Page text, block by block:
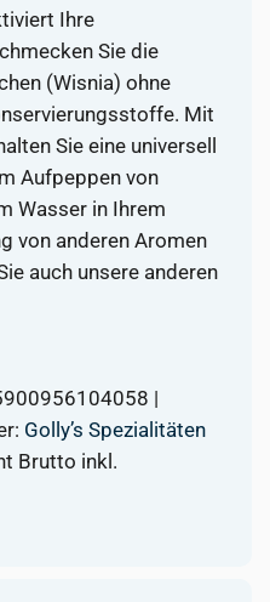
Ihre
Sie die
(Wisnia) ohne
Mit
Sie eine universell
Aufpeppen von
Wasser in Ihrem
von anderen Aromen
auch unsere anderen
|
Golly’s Spezialitäten
Brutto inkl.